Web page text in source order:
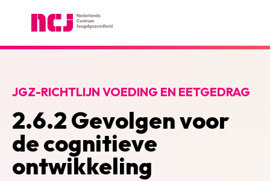
2.6.2 Gevolgen voor
de cognitieve
ontwikkeling
JGZ-RICHTLIJN VOEDING EN EETGEDRAG